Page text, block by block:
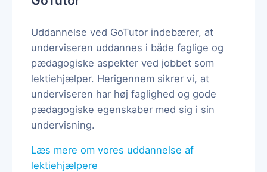
Uddannelse ved GoTutor indebærer, at
underviseren uddannes i både faglige og
pædagogiske aspekter ved jobbet som
lektiehjælper. Herigennem sikrer vi, at
underviseren har høj faglighed og gode
pædagogiske egenskaber med sig i sin
undervisning.
Læs mere om vores uddannelse af
lektiehjælpere